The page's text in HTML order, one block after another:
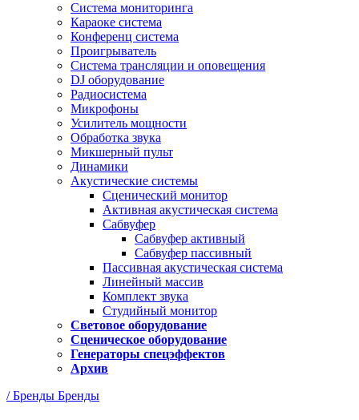
Система мониторинга
Караоке система
Конференц система
Проигрыватель
Система трансляции и оповещения
DJ оборудование
Радиосистема
Микрофоны
Усилитель мощности
Обработка звука
Микшерный пульт
Динамики
Акустические системы
Сценический монитор
Активная акустическая система
Сабвуфер
Сабвуфер активный
Сабвуфер пассивный
Пассивная акустическая система
Линейный массив
Комплект звука
Студийный монитор
Световое оборудование
Сценическое оборудование
Генераторы спецэффектов
Архив
/ Бренды Бренды